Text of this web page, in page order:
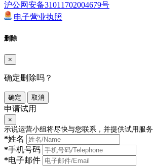
沪公网安备31011702004679号
电子营业执照
删除
×
确定删除吗？
确定 取消
申请试用
×
示说运营小组将尽快与您联系，并提供试用服务
*姓名
*手机号码
*电子邮件